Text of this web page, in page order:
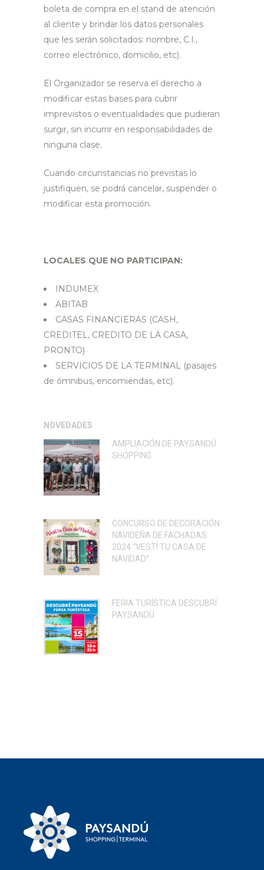
boleta de compra en el stand de atención
al cliente y brindar los datos personales
que les serán solicitados: nombre, C.I.,
correo electrónico, domicilio, etc).
El Organizador se reserva el derecho a
modificar estas bases para cubrir
imprevistos o eventualidades que pudieran
surgir, sin incurrir en responsabilidades de
ninguna clase.
Cuando circunstancias no previstas lo
justifiquen, se podrá cancelar, suspender o
modificar esta promoción.
LOCALES QUE NO PARTICIPAN:
INDUMEX
ABITAB
CASAS FINANCIERAS (CASH,
CREDITEL, CREDITO DE LA CASA,
PRONTO)
SERVICIOS DE LA TERMINAL (pasajes
de ómnibus, encomiendas, etc).
NOVEDADES
AMPLIACIÓN DE PAYSANDÚ
SHOPPING
CONCURSO DE DECORACIÓN
NAVIDEÑA DE FACHADAS
2024 “VESTÍ TU CASA DE
NAVIDAD”
FERIA TURÍSTICA DESCUBRÍ
PAYSANDÚ